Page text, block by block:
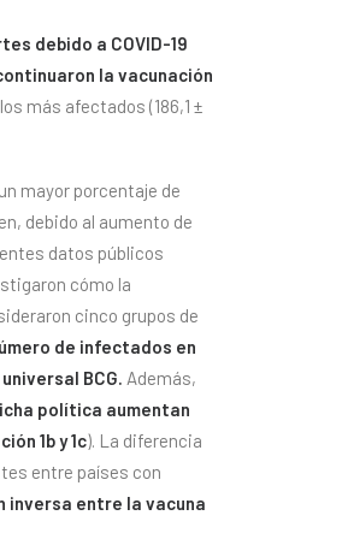
debido a COVID-19
la vacunación
más afectados (186,1 ±
mayor porcentaje de
debido al aumento de
datos públicos
cómo la
cinco grupos de
de infectados en
BCG. Además,
política aumentan
1b y 1c). La diferencia
entre países con
inversa entre la vacuna